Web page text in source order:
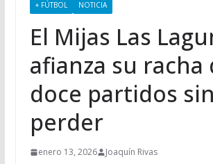
+ FÚTBOL NOTICIA
El Mijas Las
afianza su racha
doce partidos sin
perder
enero 13, 2026 Joaquín Rivas